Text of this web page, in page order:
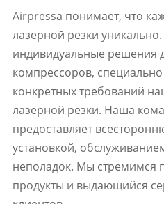
Airpressa понимает, что
лазерной резки
индивидуальные решения
компрессоров,
конкретных требований
лазерной резки. Наша
предоставляет
установкой,
неполадок. Мы стремимся
продукты и выдающийся